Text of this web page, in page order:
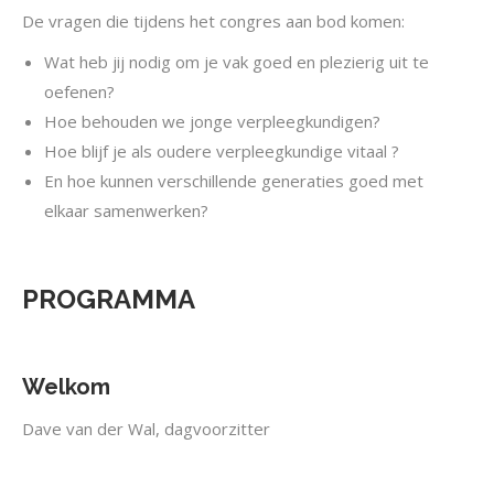
De vragen die tijdens het congres aan bod komen:
Wat heb jij nodig om je vak goed en plezierig uit te
oefenen?
Hoe behouden we jonge verpleegkundigen?
Hoe blijf je als oudere verpleegkundige vitaal ?
En hoe kunnen verschillende generaties goed met
elkaar samenwerken?
PROGRAMMA
Welkom
Dave van der Wal, dagvoorzitter